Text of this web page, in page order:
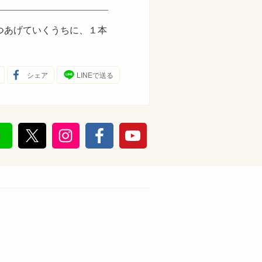
げていくうちに、１本
シェア LINEで送る